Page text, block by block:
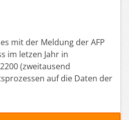
mit der Meldung der AFP
im letzen Jahr in
(zweitausend
auf die Daten der